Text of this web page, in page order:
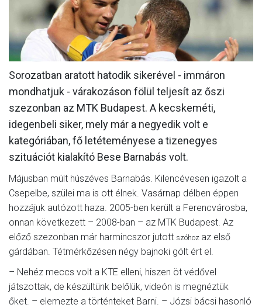
HÍREK
CSAPATOK
MÉRKŐZÉSEK
KLUB
GALÉRIA
SZURKOLÓI ÉLMÉNYEK
AKKREDITÁCIÓ
Sorozatban aratott hatodik sikerével - immáron
mondhatjuk - várakozáson fölül teljesít az őszi
szezonban az MTK Budapest. A kecskeméti,
idegenbeli siker, mely már a negyedik volt e
kategóriában, fő letéteményese a tizenegyes
szituációt kialakító Bese Barnabás volt.
Májusban múlt húszéves Barnabás. Kilencévesen igazolt a
Csepelbe, szülei ma is ott élnek. Vasárnap délben éppen
hozzájuk autózott haza. 2005-ben került a Ferencvárosba,
onnan következett – 2008-ban – az MTK Budapest. Az
előző szezonban már harmincszor jutott szóhoz az első
gárdában. Tétmérkőzésen négy bajnoki gólt ért el.
– Nehéz meccs volt a KTE elleni, hiszen öt védővel
játszottak, de készültünk belőlük, videón is megnéztük
őket. – elemezte a történteket Barni. – Józsi bácsi hasonló